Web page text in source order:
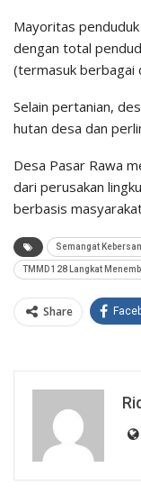
Mayoritas
dengan total
(termasuk berbagai
Selain pertanian,
hutan desa dan
Desa Pasar Rawa
dari perusakan
berbasis
Semangat
TMMD 128 Langkat
Share